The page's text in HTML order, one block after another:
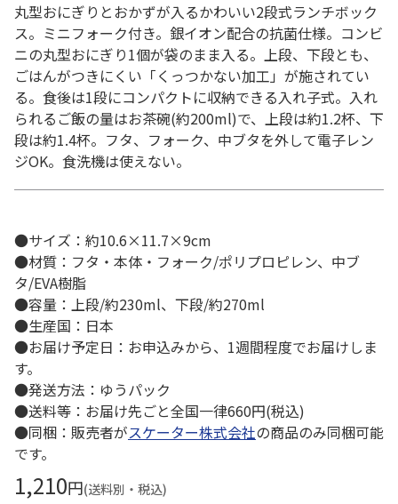
丸型おにぎりとおかずが入るかわいい2段式ランチボック
ス。ミニフォーク付き。銀イオン配合の抗菌仕様。コンビ
ニの丸型おにぎり1個が袋のまま入る。上段、下段とも、
ごはんがつきにくい「くっつかない加工」が施されてい
る。食後は1段にコンパクトに収納できる入れ子式。入れ
られるご飯の量はお茶碗(約200ml)で、上段は約1.2杯、下
段は約1.4杯。フタ、フォーク、中ブタを外して電子レン
ジOK。食洗機は使えない。
●サイズ：約10.6×11.7×9cm
●材質：フタ・本体・フォーク/ポリプロピレン、中ブ
タ/EVA樹脂
●容量：上段/約230ml、下段/約270ml
●生産国：日本
●お届け予定日：お申込みから、1週間程度でお届けしま
す。
●発送方法：ゆうパック
●送料等：お届け先ごと全国一律660円(税込)
●同梱：販売者がスケーター株式会社の商品のみ同梱可能
です。
1,210円(送料別・税込)